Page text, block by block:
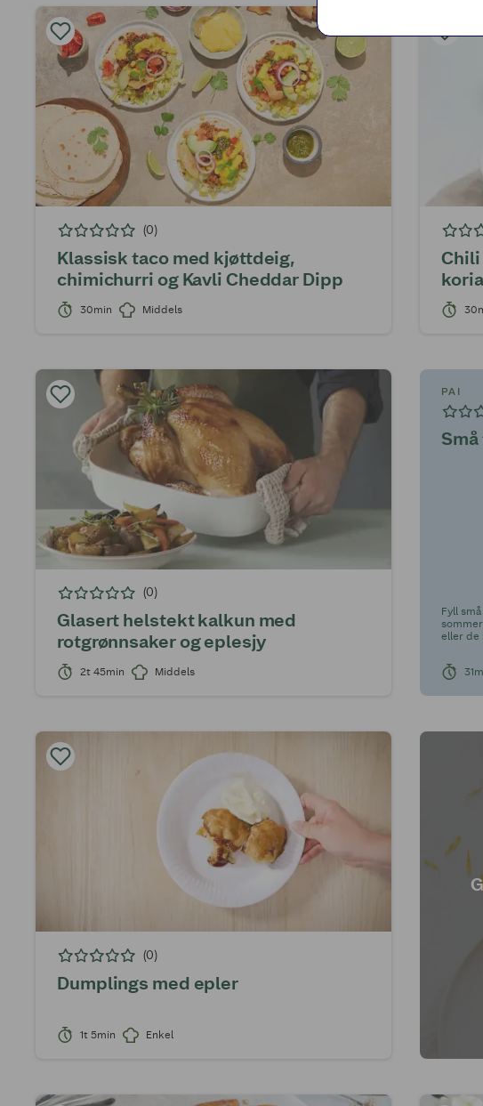
(0)
Klassisk taco med kjøttdeig,
chimichurri og Kavli Cheddar Dipp
30min Middels
Chili
(0)
Glasert helstekt kalkun med
rotgrønnsaker og eplesjy
2t 45min Middels
PAI
Fyll
eller de
(0)
Dumplings med epler
1t 5min Enkel